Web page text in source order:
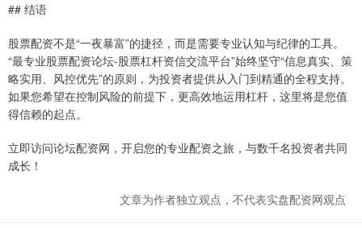
## 结语
股票配资不是“一夜暴富”的捷径，而是需要专业认知与纪律的工具。
“最专业股票配资论坛-股票杠杆资信交流平台”始终坚守“信息真实、策
略实用、风控优先”的原则，为投资者提供从入门到精通的全程支持。
如果您希望在控制风险的前提下，更高效地运用杠杆，这里将是您值
得信赖的起点。
立即访问论坛配资网，开启您的专业配资之旅，与数千名投资者共同
成长！
文章为作者独立观点，不代表实盘配资网观点